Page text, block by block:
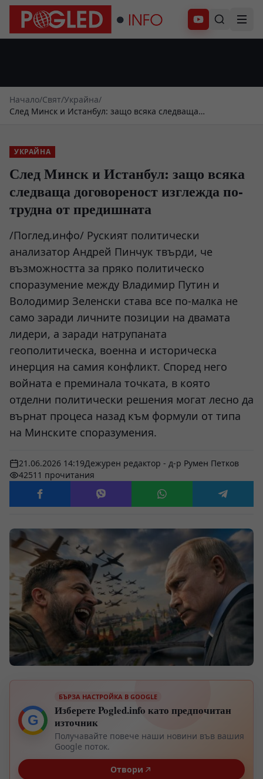
Абонирай се
Начало/Свят/Украйна/
След Минск и Истанбул: защо всяка следваща
УКРАЙНА
След Минск и Истанбул: защо всяка
следваща договореност изглежда по-
трудна от предишната
/Поглед.инфо/ Руският политически
анализатор Андрей Пинчук твърди, че
възможността за пряко политическо
споразумение между Владимир Путин и
Володимир Зеленски става все по-малка не
само заради личните позиции на двамата
лидери, а заради натрупаната
геополитическа, военна и историческа
инерция на самия конфликт. Според него
войната е преминала точката, в която
отделни политически решения могат лесно да
върнат процеса назад към формули от типа
на Минските споразумения.
21.06.2026 14:19Дежурен редактор - д-р Румен Петков
42511 прочитания
G
БЪРЗА НАСТРОЙКА В GOOGLE
Изберете Pogled.info като предпочитан
източник
Получавайте повече наши новини във вашия
Google поток.
Отвори